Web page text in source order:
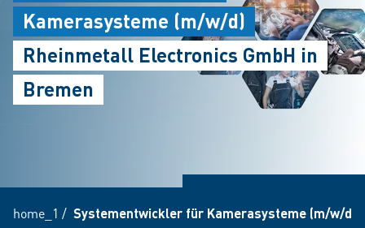
Kamerasysteme (m/w/d)
Rheinmetall Electronics GmbH in
Bremen
home_1 / Systementwickler für Kamerasysteme (m/w/d)